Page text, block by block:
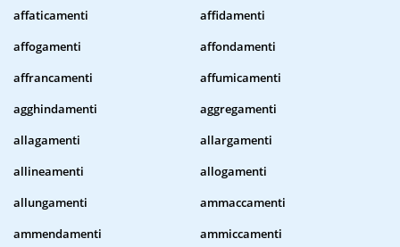
affaticamenti
affidamenti
affogamenti
affondamenti
affrancamenti
affumicamenti
agghindamenti
aggregamenti
allagamenti
allargamenti
allineamenti
allogamenti
allungamenti
ammaccamenti
ammendamenti
ammiccamenti